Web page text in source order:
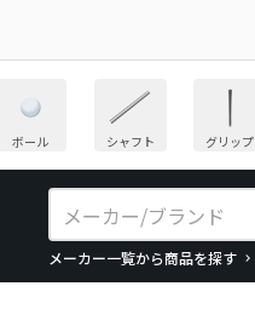
ボール シャフト グリップ
メーカー一覧から商品を探す